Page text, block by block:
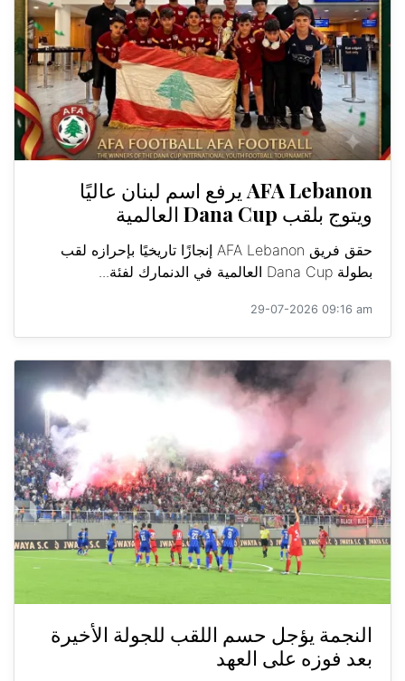
AFA Lebanon يرفع اسم لبنان عاليًا
ويتوج بلقب Dana Cup العالمية
حقق فريق AFA Lebanon إنجازًا تاريخيًا بإحرازه لقب
بطولة Dana Cup العالمية في الدنمارك لفئة...
29-07-2026 09:16 am
النجمة يؤجل حسم اللقب للجولة الأخيرة
بعد فوزه على العهد